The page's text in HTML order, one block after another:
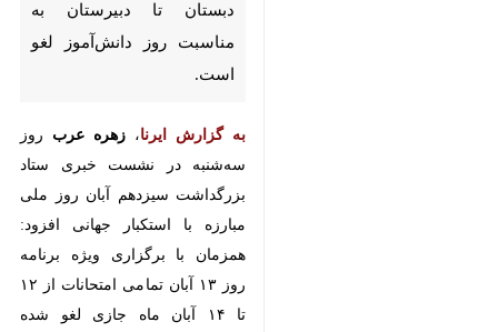
به گزارش ایرنا ،زهره عربروز سه‌شنبه
در نشست خبری ستاد بزرگداشت
سیزدهم آبان روز ملی مبارزه با
برگزاری ویژه برنامه روز ۱۳ آبان تمامی
امتحانات از ۱۲ تا ۱۴ آبان ماه جازی
لغو شده است.
وی با بیان اینکه شیوه‌نامه این رویداد
به تمامی مدارس استان ابلاغ شده
است، ادامه داد: همچنین غیبت (عدم